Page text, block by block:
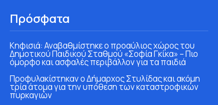
Πρόσφατα
Κηφισιά: Αναβαθμίστηκε ο προαύλιος χώρος του
Δημοτικού Παιδικού Σταθμού «Σοφία Γκίκα» – Πιο
όμορφο και ασφαλές περιβάλλον για τα παιδιά
Προφυλακίστηκαν ο Δήμαρχος Στυλίδας και ακόμη
τρία άτομα για την υπόθεση των καταστροφικών
πυρκαγιών